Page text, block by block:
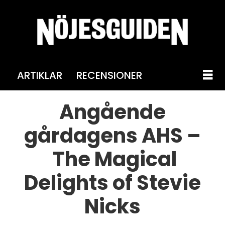
ARTIKLAR RECENSIONER
Angående
gårdagens AHS –
The Magical
Delights of Stevie
Nicks